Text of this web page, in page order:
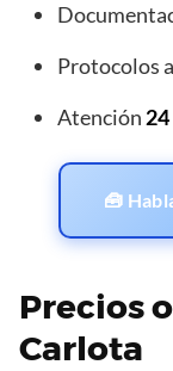
Protocolos
Atención
🧰
Precios
Carlota